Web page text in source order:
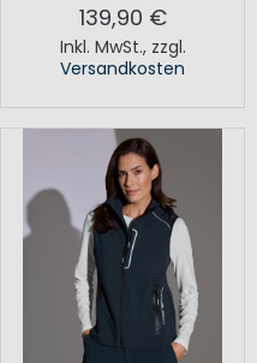
139,90 €
Inkl. MwSt., zzgl.
Versandkosten